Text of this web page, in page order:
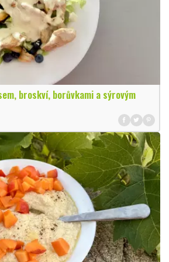
broskví, borůvkami a sýrovým